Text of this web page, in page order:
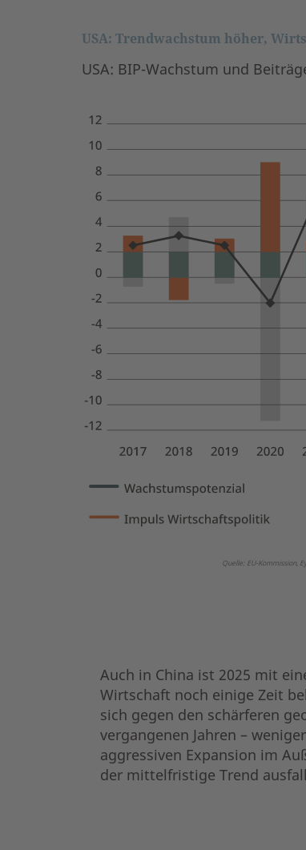
USA: Trendwachstum höher,
USA: BIP-Wachstum und
Quelle: EU-Kommission,
Auch in China ist 2025 mit
Wirtschaft noch einige Zeit
sich gegen den schärferen
vergangenen Jahren –
aggressiven Expansion im
der mittelfristige Trend